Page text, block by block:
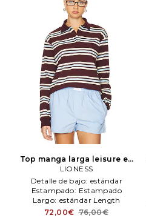
Top manga larga leisure en
color marrón LIONESS
LIONESS
Detalle de bajo: estándar
Estampado: Estampado
Largo: estándar Length
72,00€ 76,00€